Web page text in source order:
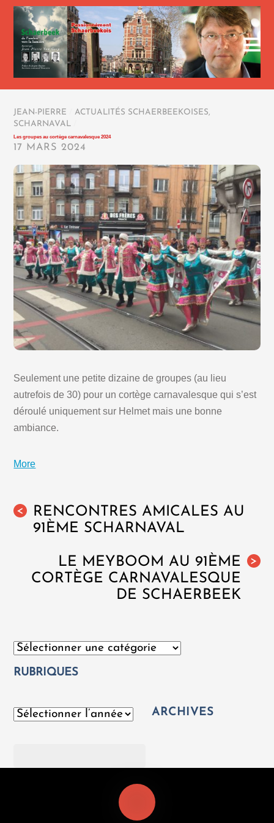
JEAN-PIERRE ACTUALITÉS SCHAERBEEKOISES,
SCHARNAVAL
Les groupes au cortège carnavalesque 2024
17 MARS 2024
Seulement une petite dizaine de groupes (au lieu
autrefois de 30) pour un cortège carnavalesque qui s’est
déroulé uniquement sur Helmet mais une bonne
ambiance.
More
<
RENCONTRES AMICALES AU
91ÈME SCHARNAVAL
>
LE MEYBOOM AU 91ÈME
CORTÈGE CARNAVALESQUE
DE SCHAERBEEK
Catégories
RUBRIQUES
Archives ARCHIVES